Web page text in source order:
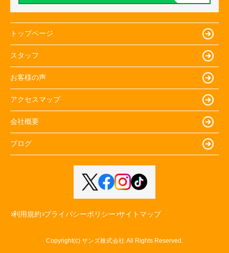
トップページ
スタッフ
お客様の声
アクセスマップ
会社概要
ブログ
利用規約 プライバシーポリシー サイトマップ
Copyright(c) サンズ株式会社 All Rights Reserved.